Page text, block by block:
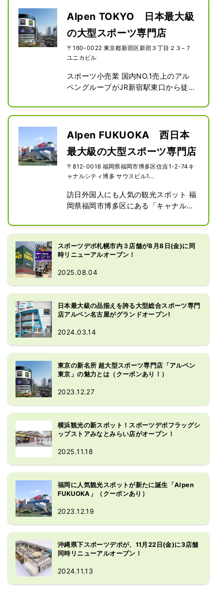
Alpen TOKYO 日本最大級
の大型スポーツ専門店
〒160-0022 東京都新宿区新宿３丁目２３−７
ユニカビル
スポーツ小売業 国内NO.1売上のアル
ペングループがJR新宿駅東口から徒歩
地下2階、地上8階の巨大フロアには総
ッグシップストア」、アウトドア大型
専門店「アルペンアウトドアーズフラ
ッグシップストア」ゴルフ専門店であ
る「ゴルフ5フラッグシップストア」
の3業態が入る日本最大級の売場を展
人気のジャパンブランドをはじめ,ナイ
キ、アディダス、ニューバランス、ザ
ネ、ホンマ、マジェステイなど,充実の
品揃え。
Alpen FUKUOKA 西日本
最大級の大型スポーツ専門店
〒812-0018 福岡県福岡市博多区住吉1-2-74キ
ャナルシティ博多 サウスビル1...
訪日外国人にも人気の観光スポット 福
岡県福岡市博多区にある「キャナルシ
スポーツ大型専門店の「 Alpen
しました。
ラッグシップストア、 2 階 と 3 階一
ポーツデポフラッグシップストア、 3
階はアウトドア大型専門店「アルペン
アウトドアーズフラッグシップスト
ア」の 3 業態が入る九州エリア最大級
スポーツ各カテゴリーの充実した品揃
えや、アウトドアは合計280ブランド
以上、ゴルフは合計88ブランド以上の
ヨネックス、スノーピークス、ソト、
マジェスティ、ホンマなどの人気のジ
ています。
スポーツデポ札幌市内３店舗が8月8日(金)に同
時リニューアルオープン！
2025.08.04
日本最大級の品揃えを誇る大型総合スポーツ専門
店アルペン名古屋がグランドオープン!
2024.03.14
東京の新名所 超大型スポーツ専門店「アルペン
東京」の魅力とは（クーポンあり！）
2023.12.27
横浜観光の新スポット！スポーツデポフラッグシ
ップストアみなとみらい店がオープン！
2025.11.18
福岡に人気観光スポットが新たに誕生「Alpen
FUKUOKA」（クーポンあり）
2023.12.19
沖縄県下スポーツデポが、11月22日(金)に3店舗
同時リニューアルオープン！
2024.11.13